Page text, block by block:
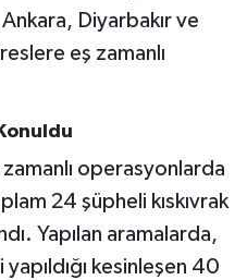
Diyarbakır ve
eş zamanlı
operasyonlarda
24 şüpheli kıskıvrak
Yapılan aramalarda,
kesinleşen 40